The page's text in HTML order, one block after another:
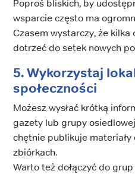
Poproś bliskich, by
wsparcie często ma
Czasem wystarczy, że
dotrzeć do setek nowych
5. Wykorzystaj
społeczności
Możesz wysłać krótką
gazety lub grupy
chętnie publikuje
zbiórkach.
Warto też dołączyć do